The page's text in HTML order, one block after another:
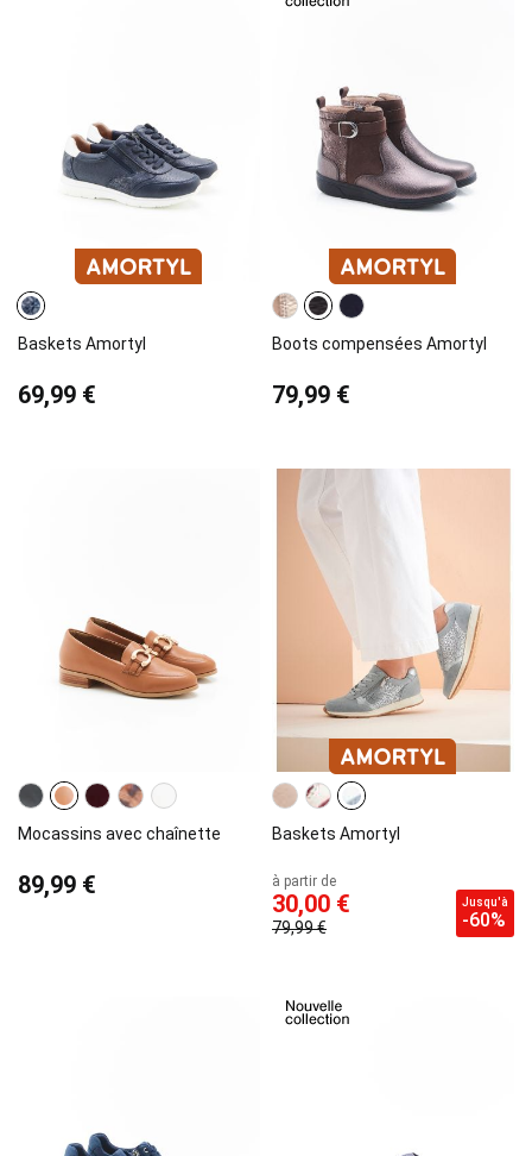
Baskets Amortyl
69,99 €
Boots compensées Amortyl
79,99 €
Mocassins avec chaînette
89,99 €
Baskets Amortyl
à partir de
30,00 €
79,99 €
Jusqu'à
-60%